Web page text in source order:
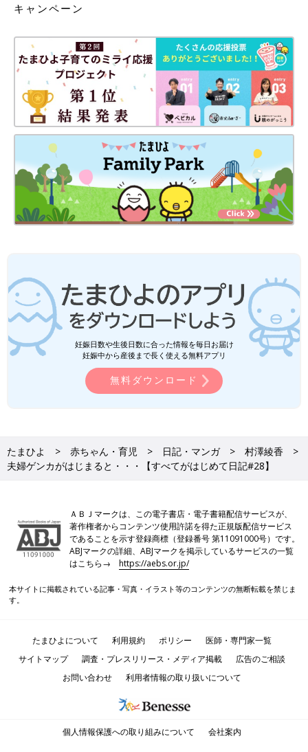
キャンペーン
妊娠日数や生後日数に合った情報を毎日お届け
妊娠中から産後まで長く使える無料アプリ
無料ダウンロード
たまひよ 赤ちゃん・育児 日記・マンガ
村澤綾香
夫婦ゲンカがはじまると・・・【すべてがはじめて日記#28】
ＡＢＪマークは、この電子書店・電子書籍配信サービスが、
著作権者からコンテンツ使用許諾を得た正規版配信サービス
であることを示す登録商標（登録番号 第11091000号）です。
ABJマークの詳細、ABJマークを掲示しているサービスの一覧
はこちら→https://aebs.or.jp/
本サイトに掲載されている記事・写真・イラスト等のコンテンツの無断転載を禁じま
す。
たまひよについて 利用規約 ポリシー
医師・専門家一覧
サイトマップ
調査・プレスリリース・メディア掲載
広告のご相談
お問い合わせ
利用者情報の取り扱いについて
個人情報保護への取り組みについて 会社案内